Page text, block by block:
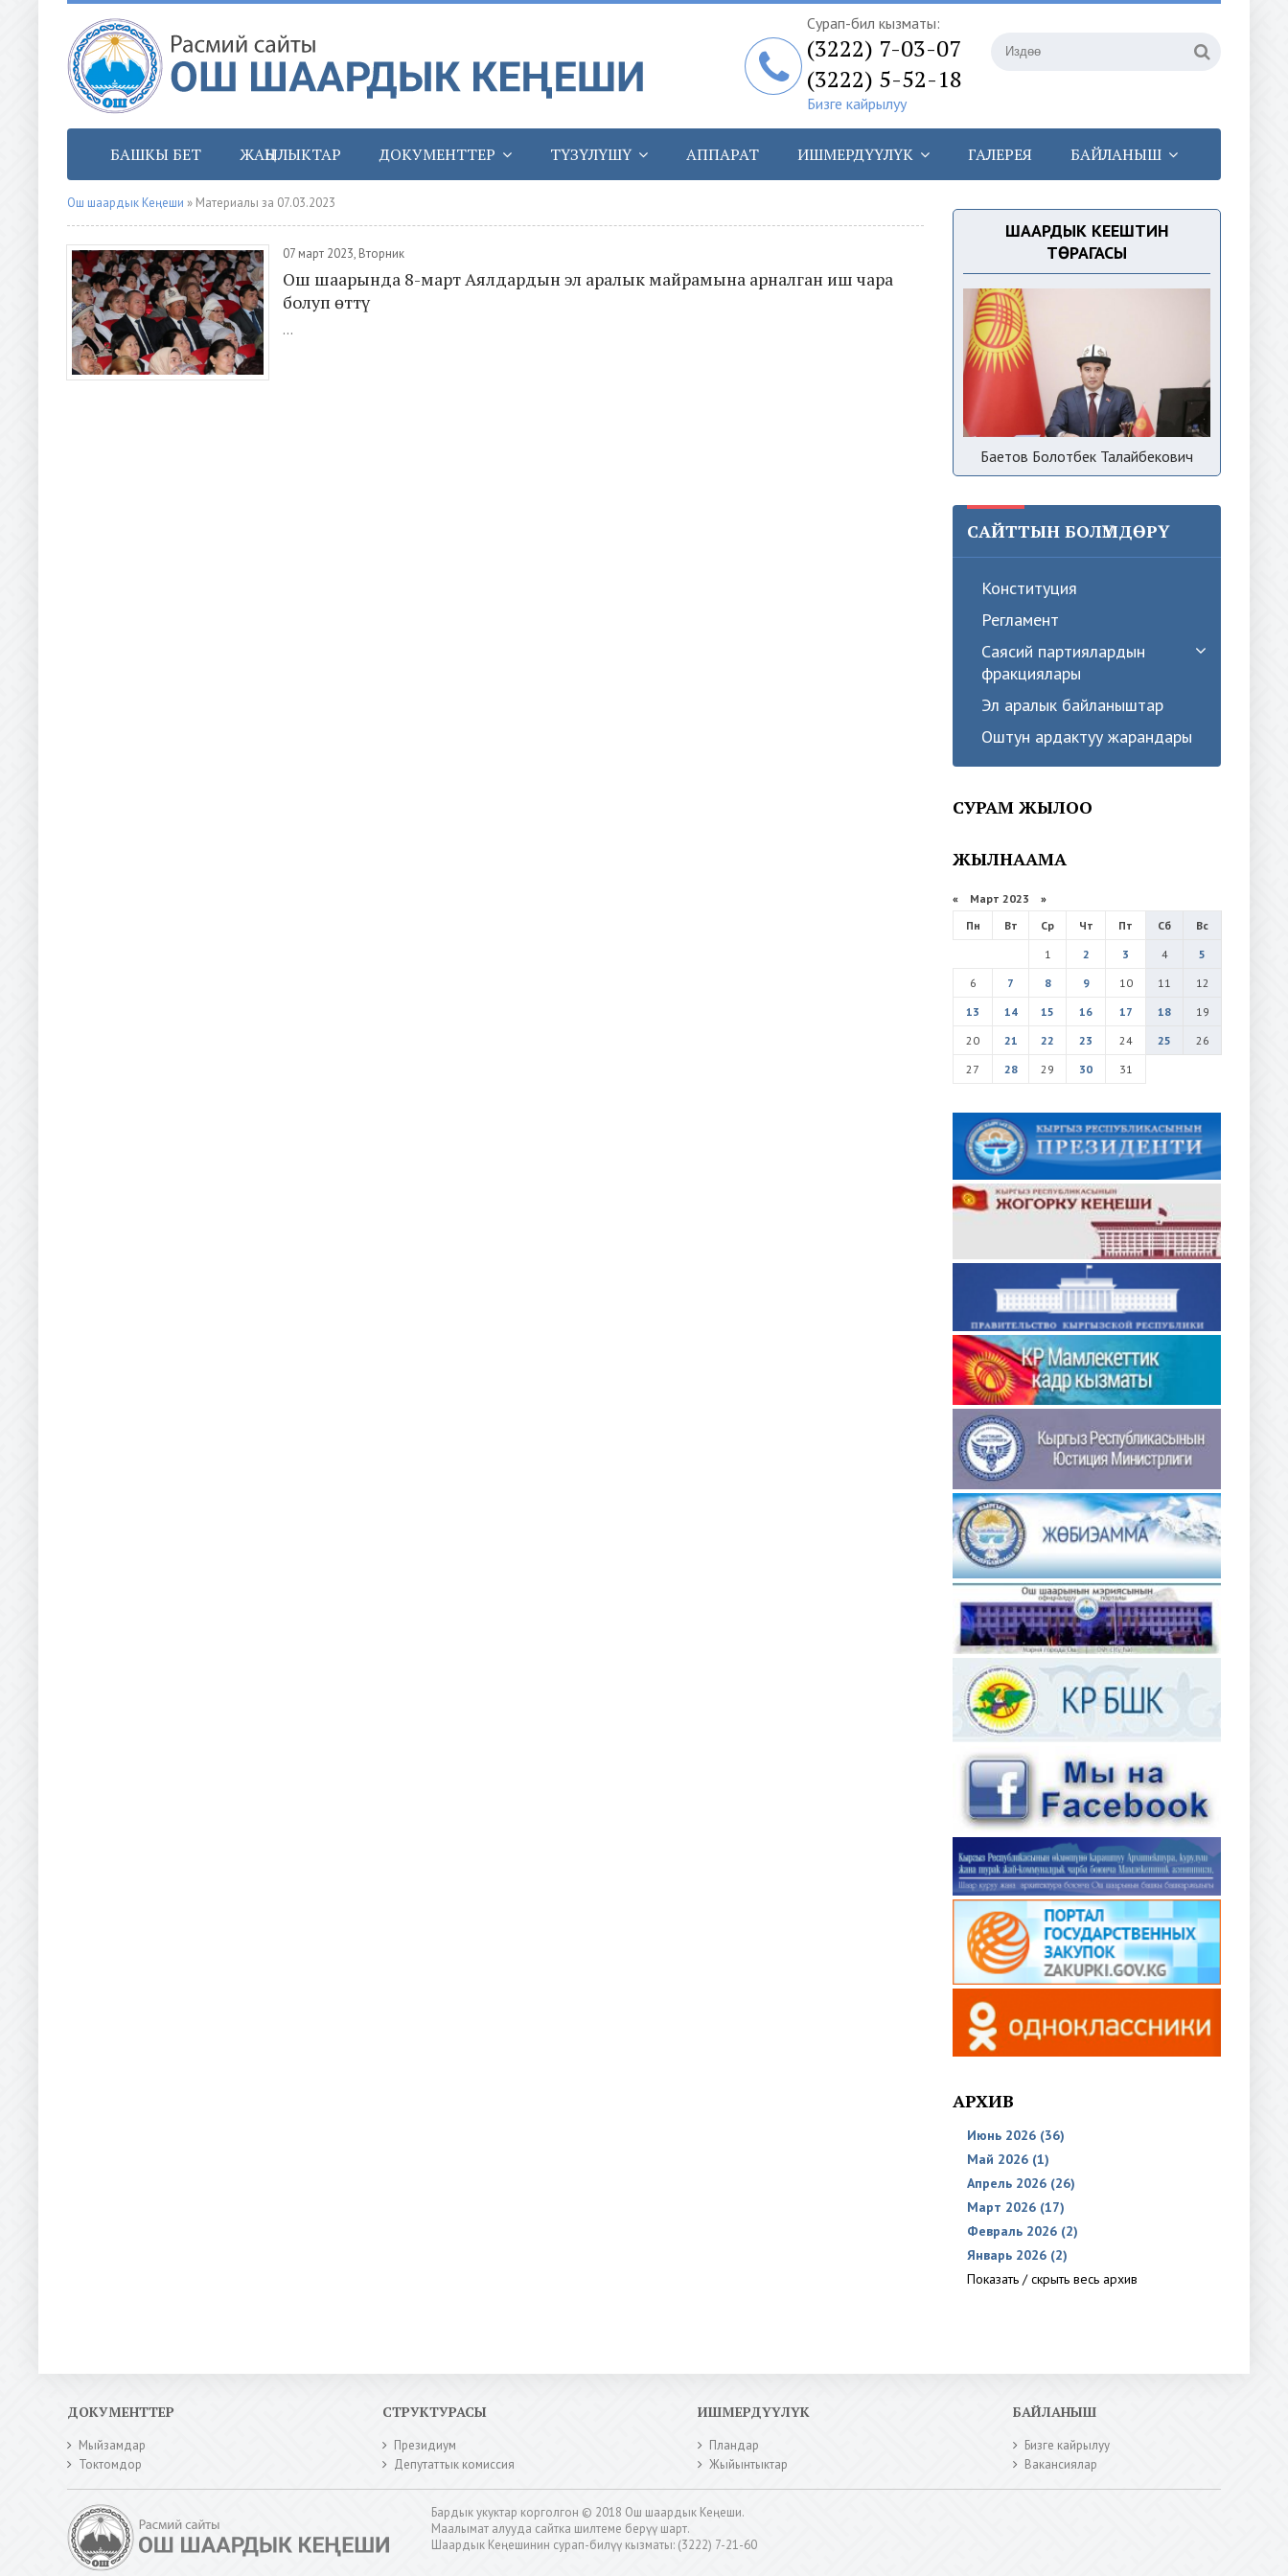
Сурап-билүү кызматы:
(3222) 7-03-07
(3222) 5-52-18
Бизге кайрылуу
БАШКЫ БЕТ ЖАҢЫЛЫКТАР ДОКУМЕНТТЕР ТҮЗҮЛҮШҮ АППАРАТ ИШМЕРДҮҮЛҮК ГАЛЕРЕЯ БАЙЛАНЫШ
Ош шаардык Кеңеши » Материалы за 07.03.2023
07 март 2023, Вторник
Ош шаарында 8-март Аялдардын эл аралык майрамына арналган иш чара
болуп өттү
...
ШААРДЫК КЕҢЕШТИН
ТӨРАГАСЫ
Баетов Болотбек Талайбекович
САЙТТЫН БОЛҮМДӨРҮ
Конституция
Регламент
Саясий партиялардын
фракциялары
Эл аралык байланыштар
Оштун ардактуу жарандары
СУРАМ ЖЫЛОО
ЖЫЛНААМА
« Март 2023 »
Пн
Вт Ср Чт Пт Сб
Вс
1
2 3 4
5
6
7 8 9 10 11
12
13
14 15 16 17 18
19
20
21 22 23 24 25
26
27
28 29 30 31
АРХИВ
Июнь 2026 (36)
Май 2026 (1)
Апрель 2026 (26)
Март 2026 (17)
Февраль 2026 (2)
Январь 2026 (2)
Показать / скрыть весь архив
ДОКУМЕНТТЕР
Мыйзамдар
Токтомдор
СТРУКТУРАСЫ
Президиум
Депутаттык комиссия
ИШМЕРДҮҮЛҮК
Пландар
Жыйынтыктар
БАЙЛАНЫШ
Бизге кайрылуу
Вакансиялар
Бардык укуктар корголгон © 2018 Ош шаардык Кеңеши.
Маалымат алууда сайтка шилтеме берүү шарт.
Шаардык Кеңешинин сурап-билүү кызматы: (3222) 7-21-60